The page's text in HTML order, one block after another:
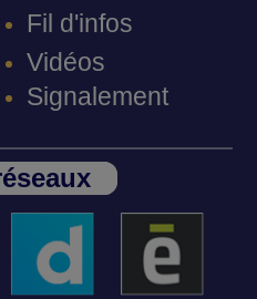
Fil d'infos
Vidéos
Signalement